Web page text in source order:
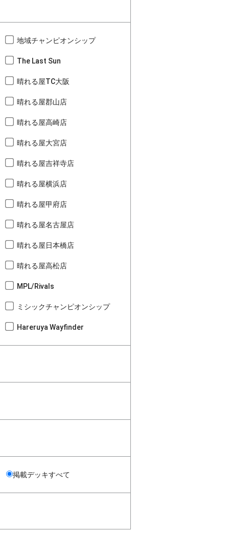
地域チャンピオンシップ
The Last Sun
晴れる屋TC大阪
晴れる屋郡山店
晴れる屋高崎店
晴れる屋大宮店
晴れる屋吉祥寺店
晴れる屋横浜店
晴れる屋甲府店
晴れる屋名古屋店
晴れる屋日本橋店
晴れる屋高松店
MPL/Rivals
ミシックチャンピオンシップ
Hareruya Wayfinder
掲載デッキすべて